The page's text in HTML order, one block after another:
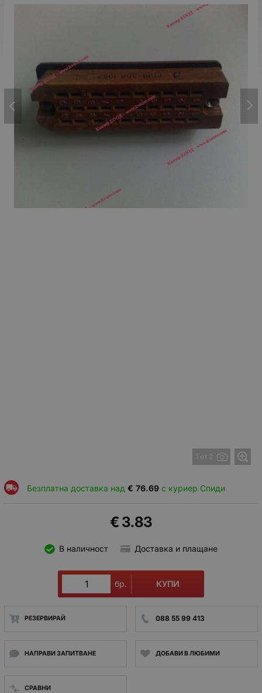
1 от 2
Безплатна доставка над 76.69
€ с куриер Спиди
3.83
€
В наличност Доставка и плащане
бр. КУПИ
РЕЗЕРВИРАЙ 088 55 99 413
НАПРАВИ ЗАПИТВАНЕ ДОБАВИ В ЛЮБИМИ
СРАВНИ